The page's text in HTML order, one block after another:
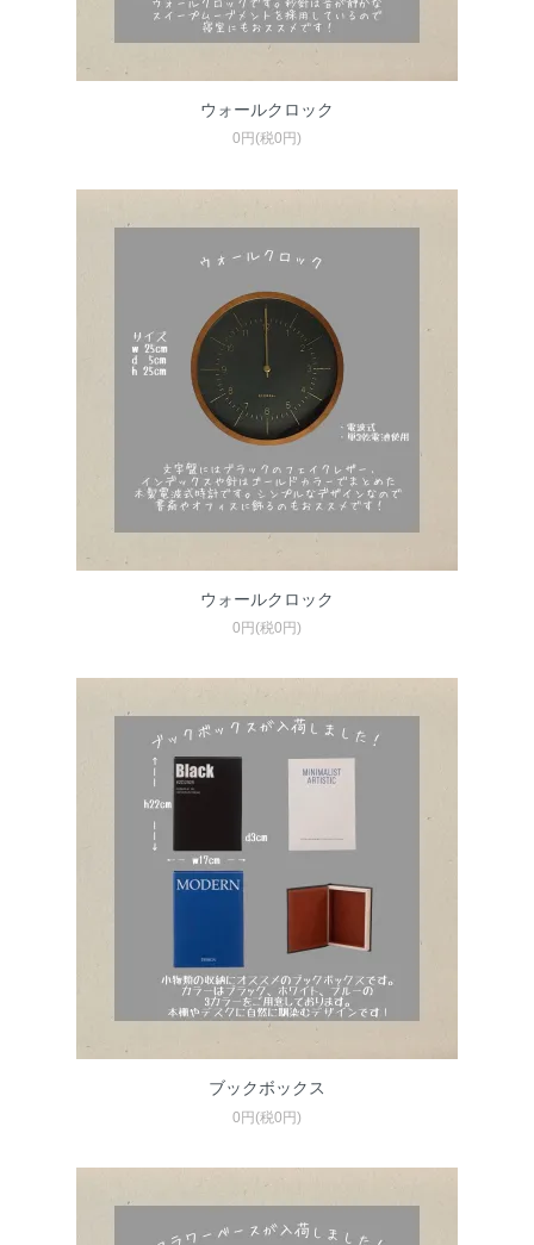
ウォールクロック
0円(税0円)
ウォールクロック
0円(税0円)
ブックボックス
0円(税0円)